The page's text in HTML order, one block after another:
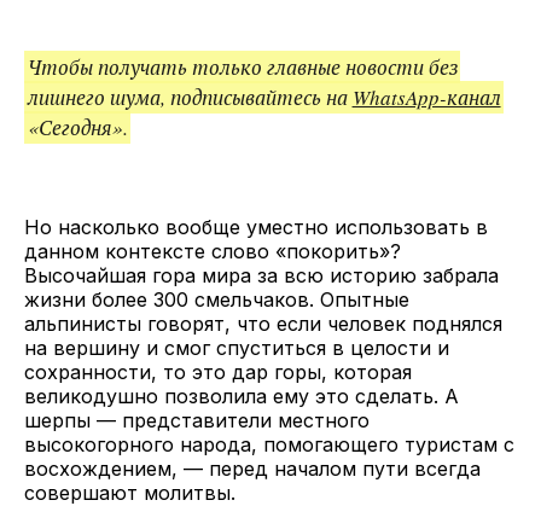
Чтобы получать только главные новости без
лишнего шума, подписывайтесь на WhatsApp-канал
«Сегодня».
Но насколько вообще уместно использовать в
данном контексте слово «покорить»?
Высочайшая гора мира за всю историю забрала
жизни более 300 смельчаков. Опытные
альпинисты говорят, что если человек поднялся
на вершину и смог спуститься в целости и
сохранности, то это дар горы, которая
великодушно позволила ему это сделать. А
шерпы — представители местного
высокогорного народа, помогающего туристам с
восхождением, — перед началом пути всегда
совершают молитвы.